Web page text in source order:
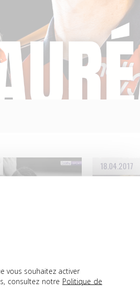
vous souhaitez activer
consultez notre Politique de
DE MARCO
18.04.2017
Trophées
FLORIAN